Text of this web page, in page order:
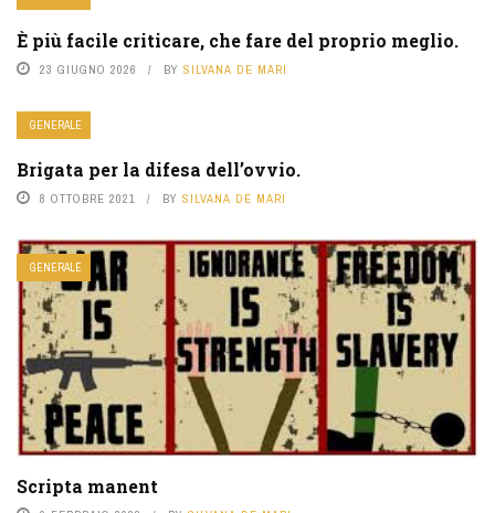
È più facile criticare, che fare del proprio meglio.
23 GIUGNO 2026 BY SILVANA DE MARI
GENERALE
Brigata per la difesa dell’ovvio.
8 OTTOBRE 2021 BY SILVANA DE MARI
GENERALE
Scripta manent